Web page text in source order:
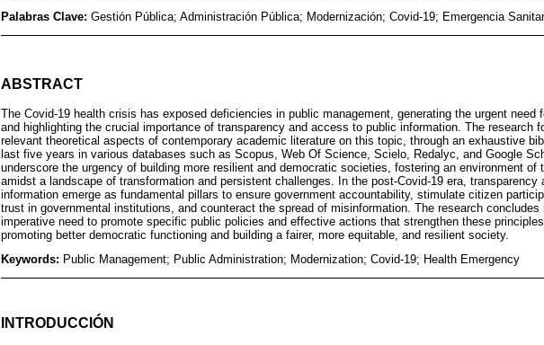
Palabras Clave: Gestión Pública; Administración Pública; Modernización; Covid-19; Emergencia
ABSTRACT
The Covid-19 health crisis has exposed deficiencies in public management, generating the urgent need
and highlighting the crucial importance of transparency and access to public information. The research
relevant theoretical aspects of contemporary academic literature on this topic, through an exhaustive
last five years in various databases such as Scopus, Web Of Science, Scielo, Redalyc, and Google
underscore the urgency of building more resilient and democratic societies, fostering an environment of
amidst a landscape of transformation and persistent challenges. In the post-Covid-19 era, transparency
information emerge as fundamental pillars to ensure government accountability, stimulate citizen
trust in governmental institutions, and counteract the spread of misinformation. The research
imperative need to promote specific public policies and effective actions that strengthen these
promoting better democratic functioning and building a fairer, more equitable, and resilient society.
Keywords: Public Management; Public Administration; Modernization; Covid-19; Health Emergency
INTRODUCCIÓN